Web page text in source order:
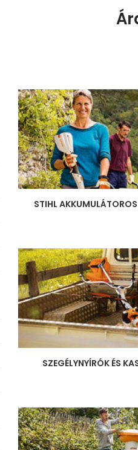
STIHL AKKUMULÁTOROS
SZEGÉLYNYÍRÓK ÉS